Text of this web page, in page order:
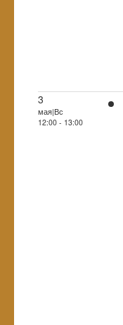
3
мая|Вс
12:00 - 13:00